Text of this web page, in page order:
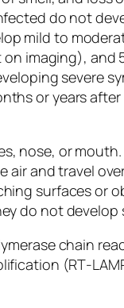
do not
mild to
imaging), and
severe
or years
nose, or
air and travel
surfaces or
do not develop
chain